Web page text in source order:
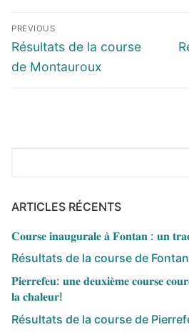
Navigation
de
l’article
PREVIOUS
Previous
post:
Résultats de la course
de Montauroux
ARTICLES RÉCENTS
𝐂𝐨𝐮𝐫𝐬𝐞 𝐢𝐧𝐚𝐮𝐠𝐮𝐫𝐚𝐥𝐞 𝐚̀ 𝐅𝐨𝐧𝐭𝐚𝐧 : 𝐮𝐧
Résultats de la course de
𝐏𝐢𝐞𝐫𝐫𝐞𝐟𝐞𝐮: 𝐮𝐧𝐞 𝐝𝐞𝐮𝐱𝐢𝐞̀𝐦𝐞 𝐜𝐨𝐮𝐫𝐬𝐞
𝐥𝐚 𝐜𝐡𝐚𝐥𝐞𝐮𝐫!
Résultats de la course de